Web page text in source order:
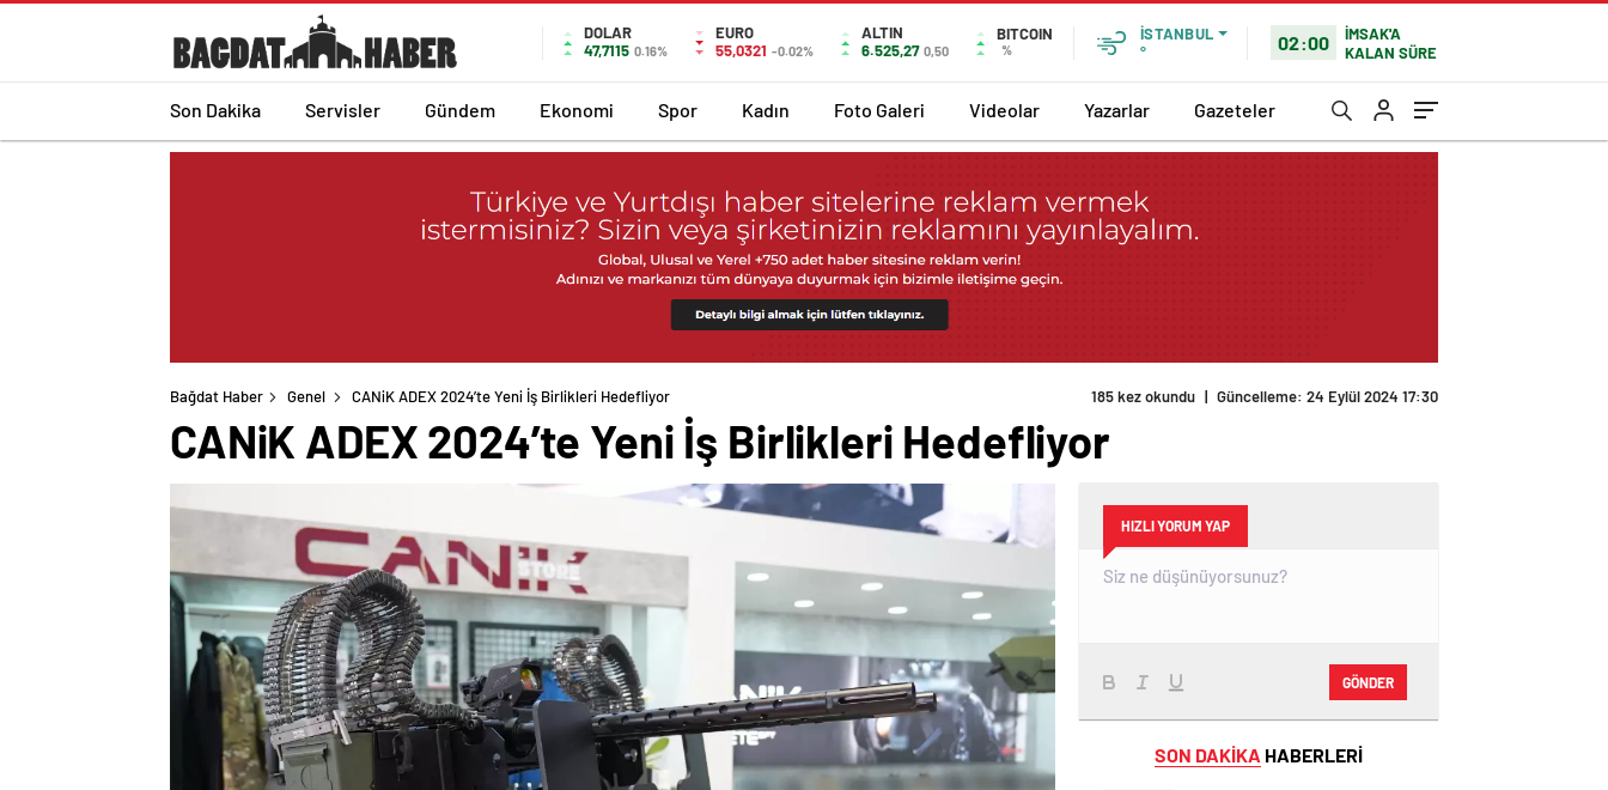
DOLAR
47,7115 0.16%
EURO
55,0321 -0.02%
ALTIN
6.525,27 0,50
BITCOIN
%
İSTANBUL
°
02:00
İMSAK'A
KALAN SÜRE
Son Dakika Servisler Gündem Ekonomi Spor Kadın Foto Galeri Videolar Yazarlar Gazeteler
Bağdat Haber Genel CANiK ADEX 2024’te Yeni İş Birlikleri Hedefliyor 185 kez okundu | Güncelleme: 24 Eylül 2024 17:30
CANiK ADEX 2024’te Yeni İş Birlikleri Hedefliyor
HIZLI YORUM YAP
GÖNDER
SON DAKİKA HABERLERİ